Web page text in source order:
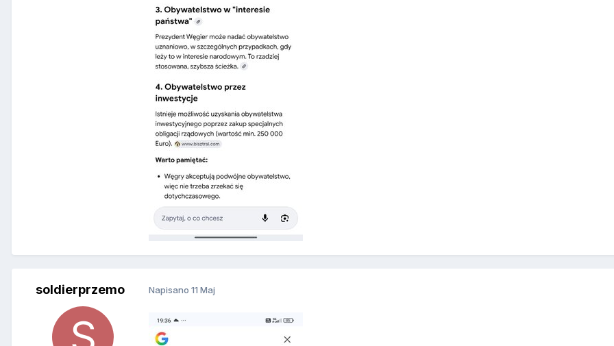
soldierprzemo Napisano 11 Maj